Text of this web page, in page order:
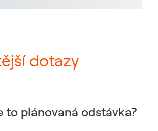
dotazy
to plánovaná odstávka?